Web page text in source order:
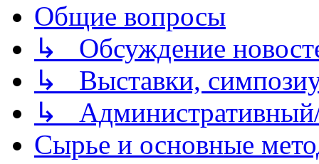
Общие вопросы
↳ Обсуждение
↳ Выставки,
↳
Сырье и основные